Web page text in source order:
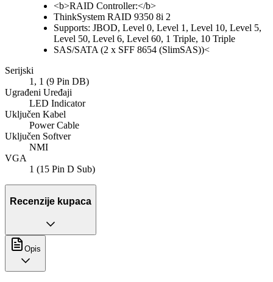
<b>RAID Controller:</b>
ThinkSystem RAID 9350 8i 2
Supports: JBOD, Level 0, Level 1, Level 10, Level 5,
Level 50, Level 6, Level 60, 1 Triple, 10 Triple
SAS/SATA (2 x SFF 8654 (SlimSAS))<
Serijski
1, 1 (9 Pin DB)
Ugrađeni Uređaji
LED Indicator
Uključen Kabel
Power Cable
Uključen Softver
NMI
VGA
1 (15 Pin D Sub)
Recenzije kupaca
Opis